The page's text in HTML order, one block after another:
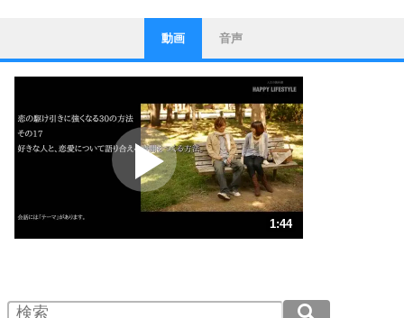
1
ストレス対策
他人と比べない。
いっそのこと、他人を見ない。
いらいらしない人になる30の方法
プラス思考
ポジティブになれない原因は、行動しないから。
ポジティブ思考になる30の方法
ストレス対策
人生、なんとかなるもの。
気楽に生きる30の方法
4 器の大きい人は、怒りを優しさで表現する。
動画 音声
1:44
2.0倍速 （205KB 52秒）